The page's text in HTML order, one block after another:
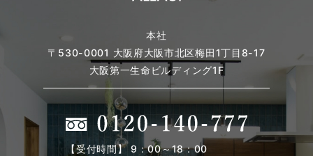
本社
〒530-0001 大阪府大阪市北区梅田1丁目8-17
大阪第一生命ビルディング1F
【受付時間】 9：00～18：00